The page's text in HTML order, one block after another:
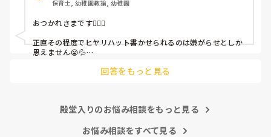
これだけで30〜40分拘束されて辛いです
皆さんの園はどうですか?
保育士, 幼稚園教諭, 幼稚園
おつかれさまです🙇🏻‍♀️
正直その程度でヒヤリハット書かせられるのは嫌がらせとしか
思えません😭💦
回答をもっと見る
殿堂入りのお悩み相談をもっと見る
お悩み相談をすべて見る